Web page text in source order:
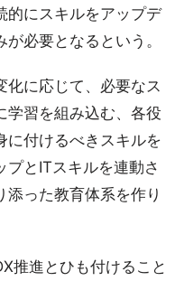
的にスキルをアップデ
必要となるという。
化に応じて、必要なス
学習を組み込む、各役
に付けるべきスキルを
プとITスキルを連動さ
った教育体系を作り
推進とひも付けること